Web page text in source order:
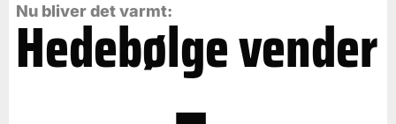
Nu bliver det varmt:
Hedebølge vender